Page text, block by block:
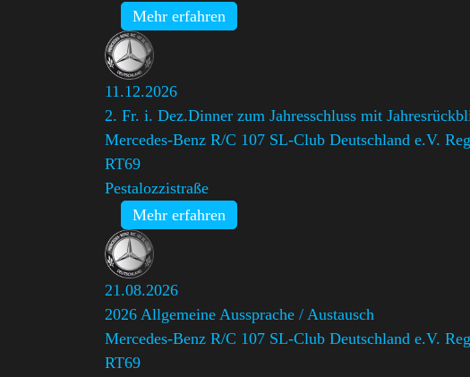
Mehr erfahren
11.12.2026
2. Fr. i. Dez.Dinner zum Jahresschluss mit
Mercedes-Benz R/C 107 SL-Club Deutschland e.V.
RT69
Pestalozzistraße
Mehr erfahren
21.08.2026
2026 Allgemeine Aussprache / Austausch
Mercedes-Benz R/C 107 SL-Club Deutschland e.V.
RT69